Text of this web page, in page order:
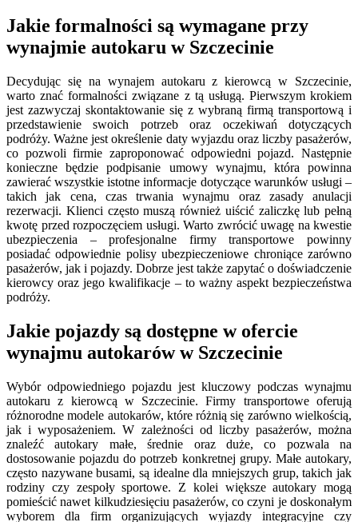
Jakie formalności są wymagane przy
wynajmie autokaru w Szczecinie
Decydując się na wynajem autokaru z kierowcą w Szczecinie,
warto znać formalności związane z tą usługą. Pierwszym krokiem
jest zazwyczaj skontaktowanie się z wybraną firmą transportową i
przedstawienie swoich potrzeb oraz oczekiwań dotyczących
podróży. Ważne jest określenie daty wyjazdu oraz liczby pasażerów,
co pozwoli firmie zaproponować odpowiedni pojazd. Następnie
konieczne będzie podpisanie umowy wynajmu, która powinna
zawierać wszystkie istotne informacje dotyczące warunków usługi –
takich jak cena, czas trwania wynajmu oraz zasady anulacji
rezerwacji. Klienci często muszą również uiścić zaliczkę lub pełną
kwotę przed rozpoczęciem usługi. Warto zwrócić uwagę na kwestie
ubezpieczenia – profesjonalne firmy transportowe powinny
posiadać odpowiednie polisy ubezpieczeniowe chroniące zarówno
pasażerów, jak i pojazdy. Dobrze jest także zapytać o doświadczenie
kierowcy oraz jego kwalifikacje – to ważny aspekt bezpieczeństwa
podróży.
Jakie pojazdy są dostępne w ofercie
wynajmu autokarów w Szczecinie
Wybór odpowiedniego pojazdu jest kluczowy podczas wynajmu
autokaru z kierowcą w Szczecinie. Firmy transportowe oferują
różnorodne modele autokarów, które różnią się zarówno wielkością,
jak i wyposażeniem. W zależności od liczby pasażerów, można
znaleźć autokary małe, średnie oraz duże, co pozwala na
dostosowanie pojazdu do potrzeb konkretnej grupy. Małe autokary,
często nazywane busami, są idealne dla mniejszych grup, takich jak
rodziny czy zespoły sportowe. Z kolei większe autokary mogą
pomieścić nawet kilkudziesięciu pasażerów, co czyni je doskonałym
wyborem dla firm organizujących wyjazdy integracyjne czy